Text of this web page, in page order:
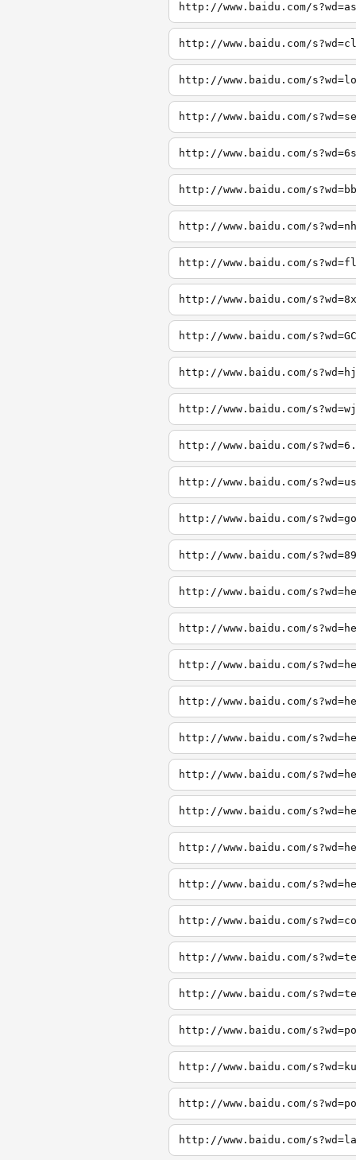
http://www.baidu.com/
http://www.baidu.com/
http://www.baidu.com/
http://www.baidu.com/
http://www.baidu.com/
http://www.baidu.com/
http://www.baidu.com/
http://www.baidu.com/
http://www.baidu.com/
http://www.baidu.com/
http://www.baidu.com/
http://www.baidu.com/
http://www.baidu.com/
http://www.baidu.com/
http://www.baidu.com/
http://www.baidu.com/
http://www.baidu.com/
http://www.baidu.com/
http://www.baidu.com/
http://www.baidu.com/
http://www.baidu.com/
http://www.baidu.com/
http://www.baidu.com/
http://www.baidu.com/
http://www.baidu.com/
http://www.baidu.com/
http://www.baidu.com/
http://www.baidu.com/
http://www.baidu.com/
http://www.baidu.com/
http://www.baidu.com/
http://www.baidu.com/